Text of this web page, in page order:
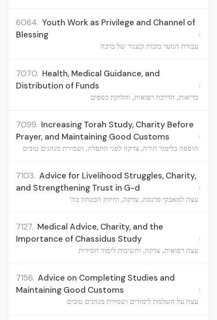
6064. Youth Work as Privilege and Channel of
Blessing
עבודת הנוער כזכות וכצנור של ברכה
›
7070. Health, Medical Guidance, and
Distribution of Funds
בריאות, הדרכה רפואית, וחלוקת כספים
›
7099. Increasing Torah Study, Charity Before
Prayer, and Maintaining Good Customs
הוספה בלימוד תורה, צדקה לפני התפלה, ושמירת מנהגים טובים
›
7103. Advice for Livelihood Struggles, Charity,
and Strengthening Trust in G-d
עצה למאבקי פרנסה, צדקה, וחיזוק הבטחון בה'
›
7127. Medical Advice, Charity, and the
Importance of Chassidus Study
עצה רפואית, צדקה, וחשיבות לימוד חסידות
›
7156. Advice on Completing Studies and
Maintaining Good Customs
עצה על השלמת לימודים ושמירת מנהגים טובים
›